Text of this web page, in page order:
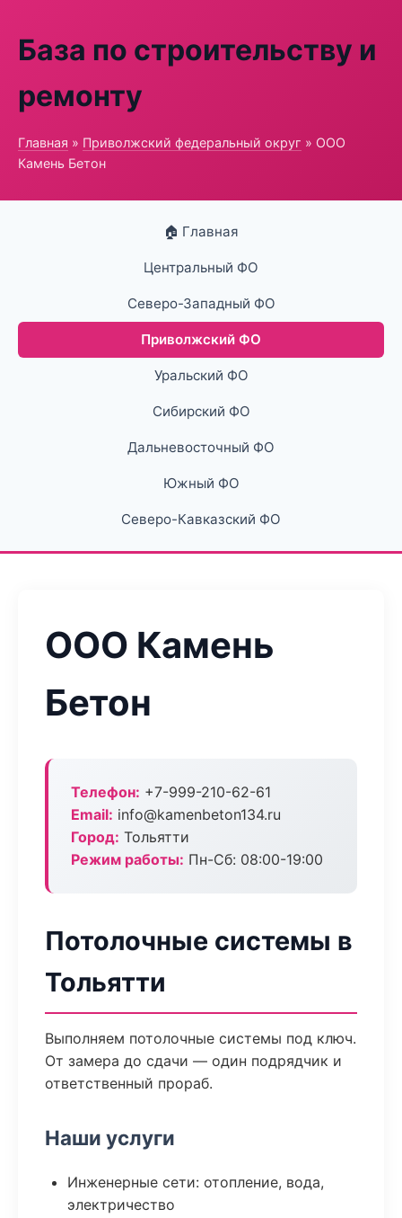
База по строительству и
ремонту
Главная » Приволжский федеральный округ » ООО
Камень Бетон
🏠 Главная
Центральный ФО
Северо-Западный ФО
Приволжский ФО
Уральский ФО
Сибирский ФО
Дальневосточный ФО
Южный ФО
Северо-Кавказский ФО
ООО Камень
Бетон
Телефон: +7-999-210-62-61
Email: info@kamenbeton134.ru
Город: Тольятти
Режим работы: Пн-Сб: 08:00-19:00
Потолочные системы в
Тольятти
Выполняем потолочные системы под ключ.
От замера до сдачи — один подрядчик и
ответственный прораб.
Наши услуги
Инженерные сети: отопление, вода,
электричество